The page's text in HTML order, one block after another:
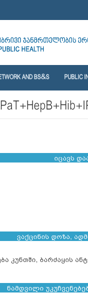
AND BS&S PUBLIC
იცავს
ვაქცინის დოზა,
კუნთში, ბარძაყის
ნამდვილი